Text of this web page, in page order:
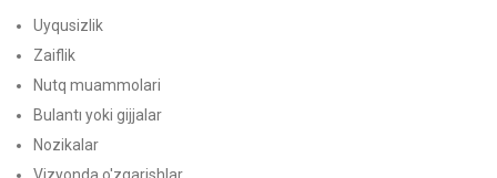
Uyqusizlik
Zaiflik
Nutq muammolari
Bulantı yoki gijjalar
Nozikalar